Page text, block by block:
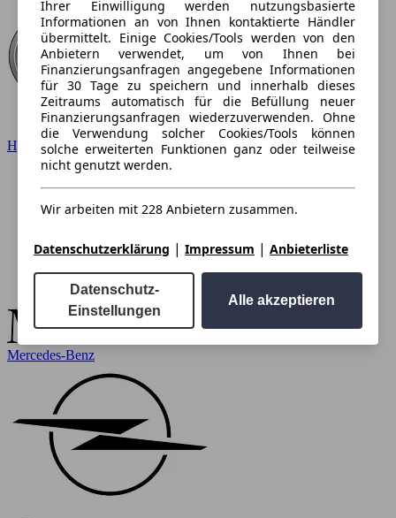
Hyundai
Mercedes-Benz
Ihrer Einwilligung werden nutzungsbasierte
Informationen an von Ihnen kontaktierte Händler
übermittelt. Einige Cookies/Tools werden von den
Anbietern verwendet, um von Ihnen bei
Finanzierungsanfragen angegebene Informationen
für 30 Tage zu speichern und innerhalb dieses
Zeitraums automatisch für die Befüllung neuer
Finanzierungsanfragen wiederzuverwenden. Ohne
die Verwendung solcher Cookies/Tools können
solche erweiterten Funktionen ganz oder teilweise
nicht genutzt werden.
Wir arbeiten mit 228 Anbietern zusammen.
Datenschutzerklärung | Impressum | Anbieterliste
Datenschutz-
Einstellungen
Alle akzeptieren